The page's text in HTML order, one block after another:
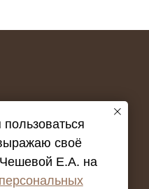
своё
Е.А. на